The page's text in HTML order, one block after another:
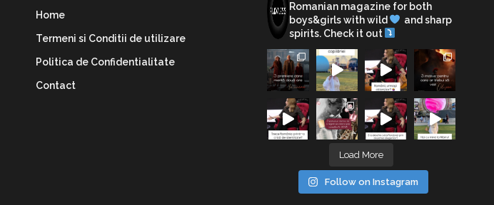
Home
Termeni si Conditii de utilizare
Politica de Confidentialitate
Contact
Romanian magazine for both
boys&girls with wild
and sharp
spirits. Check it out
Load More
Follow on Instagram